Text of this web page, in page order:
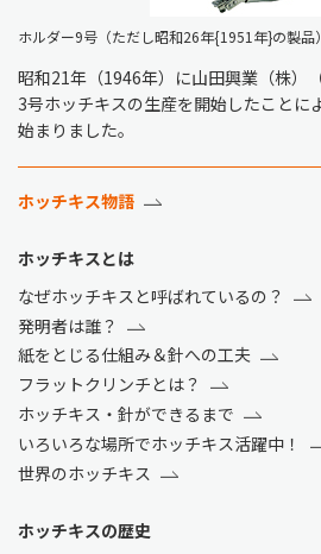
ホルダー9号（ただし昭和26年{1951年}の製品）
昭和21年（1946年）に山田興業（株）
3号ホッチキスの生産を開始したことに
始まりました。
ホッチキス物語
ホッチキスとは
なぜホッチキスと呼ばれているの？
発明者は誰？
紙をとじる仕組み＆針への工夫
フラットクリンチとは？
ホッチキス・針ができるまで
いろいろな場所でホッチキス活躍中！
世界のホッチキス
ホッチキスの歴史